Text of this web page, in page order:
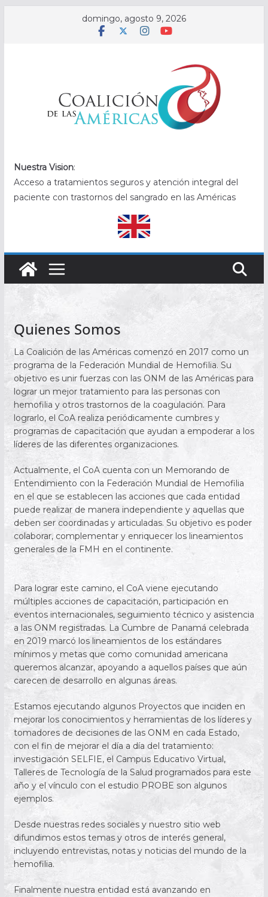
domingo, agosto 9, 2026
Nuestra Vision:
Acceso a tratamientos seguros y atención integral del
paciente con trastornos del sangrado en las Américas
Quienes Somos
La Coalición de las Américas comenzó en 2017 como un
programa de la Federación Mundial de Hemofilia. Su
objetivo es unir fuerzas con las ONM de las Américas para
lograr un mejor tratamiento para las personas con
hemofilia y otros trastornos de la coagulación. Para
lograrlo, el CoA realiza periódicamente cumbres y
programas de capacitación que ayudan a empoderar a los
líderes de las diferentes organizaciones.
Actualmente, el CoA cuenta con un Memorando de
Entendimiento con la Federación Mundial de Hemofilia
en el que se establecen las acciones que cada entidad
puede realizar de manera independiente y aquellas que
deben ser coordinadas y articuladas. Su objetivo es poder
colaborar, complementar y enriquecer los lineamientos
generales de la FMH en el continente.
Para lograr este camino, el CoA viene ejecutando
múltiples acciones de capacitación, participación en
eventos internacionales, seguimiento técnico y asistencia
a las ONM registradas. La Cumbre de Panamá celebrada
en 2019 marcó los lineamientos de los estándares
mínimos y metas que como comunidad americana
queremos alcanzar, apoyando a aquellos países que aún
carecen de desarrollo en algunas áreas.
Estamos ejecutando algunos Proyectos que inciden en
mejorar los conocimientos y herramientas de los líderes y
tomadores de decisiones de las ONM en cada Estado,
con el fin de mejorar el día a día del tratamiento:
investigación SELFIE, el Campus Educativo Virtual,
Talleres de Tecnología de la Salud programados para este
año y el vínculo con el estudio PROBE son algunos
ejemplos.
Desde nuestras redes sociales y nuestro sitio web
difundimos estos temas y otros de interés general,
incluyendo entrevistas, notas y noticias del mundo de la
hemofilia.
Finalmente nuestra entidad está avanzando en